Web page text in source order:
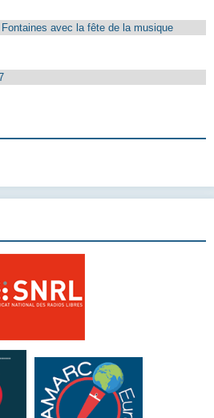
avec la fête de la musique